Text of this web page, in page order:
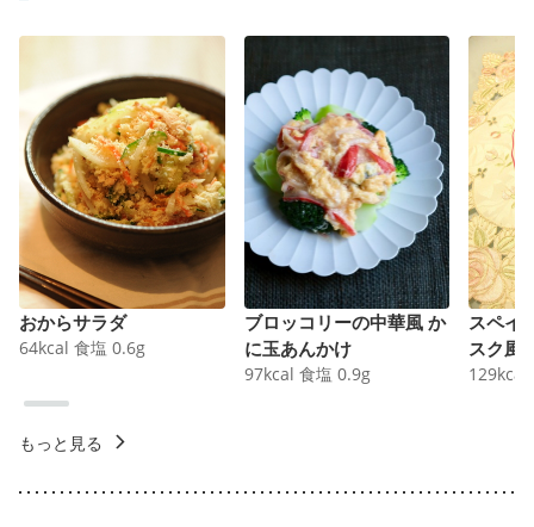
おからサラダ
64kcal 食塩 0.6g
ブロッコリーの中華風 か
に玉あんかけ
97kcal 食塩 0.9g
スペイ
スク風
129kcal
もっと見る